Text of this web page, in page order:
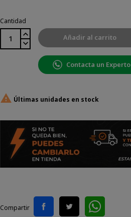
Cantidad
Añadir al carrito
Contacta un Experto
 Últimas unidades en stock
Compartir